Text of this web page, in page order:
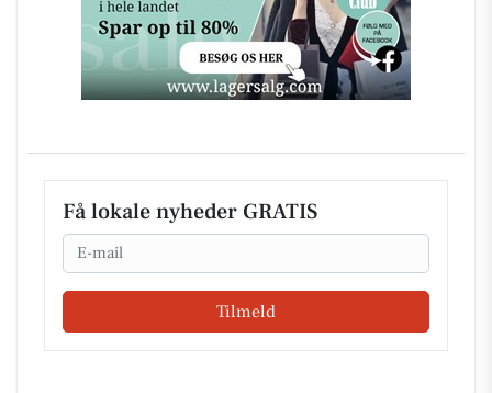
Få lokale nyheder GRATIS
Email
Tilmeld